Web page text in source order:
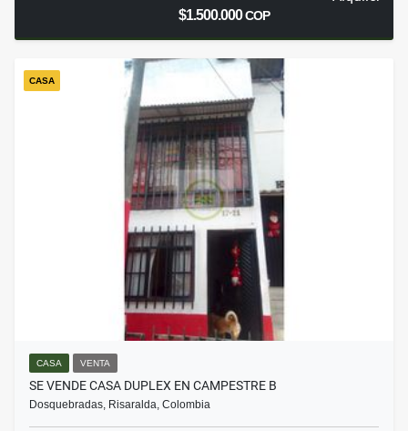
$1.500.000COP
CASA
CASA VENTA
SE VENDE CASA DUPLEX EN CAMPESTRE B
Dosquebradas, Risaralda, Colombia